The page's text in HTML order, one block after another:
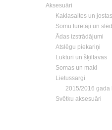
Aksesuāri
Kaklasaites un jostas
Somu turētāji un
Ādas izstrādājumi
Atslēgu piekariņi
Lukturi un šķiltavas
Somas un maki
Lietussargi
2015/2016 gada
Svētku aksesuāri